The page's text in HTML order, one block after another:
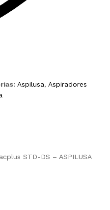
Aspilusa, Aspiradores
STD-DS – ASPILUSA